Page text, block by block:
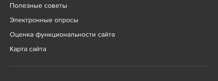
Полезные советы
Электронные опросы
Оценка функциональности сайта
Карта сайта